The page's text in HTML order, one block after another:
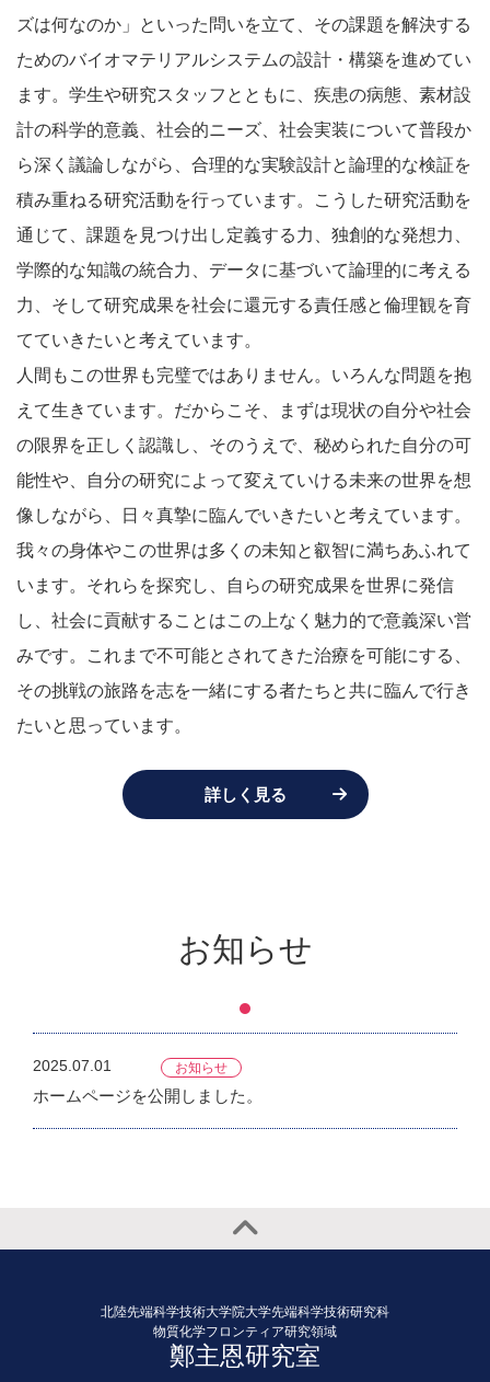
ズは何なのか」といった問いを立て、その課題を解決する
ためのバイオマテリアルシステムの設計・構築を進めてい
ます。学生や研究スタッフとともに、疾患の病態、素材設
計の科学的意義、社会的ニーズ、社会実装について普段か
ら深く議論しながら、合理的な実験設計と論理的な検証を
積み重ねる研究活動を行っています。こうした研究活動を
通じて、課題を見つけ出し定義する力、独創的な発想力、
学際的な知識の統合力、データに基づいて論理的に考える
力、そして研究成果を社会に還元する責任感と倫理観を育
てていきたいと考えています。
人間もこの世界も完璧ではありません。いろんな問題を抱
えて生きています。だからこそ、まずは現状の自分や社会
の限界を正しく認識し、そのうえで、秘められた自分の可
能性や、自分の研究によって変えていける未来の世界を想
像しながら、日々真摯に臨んでいきたいと考えています。
我々の身体やこの世界は多くの未知と叡智に満ちあふれて
います。それらを探究し、自らの研究成果を世界に発信
し、社会に貢献することはこの上なく魅力的で意義深い営
みです。これまで不可能とされてきた治療を可能にする、
その挑戦の旅路を志を一緒にする者たちと共に臨んで行き
たいと思っています。
詳しく見る
お知らせ
2025.07.01 お知らせ
ホームページを公開しました。
北陸先端科学技術大学院大学先端科学技術研究科
物質化学フロンティア研究領域
鄭主恩研究室